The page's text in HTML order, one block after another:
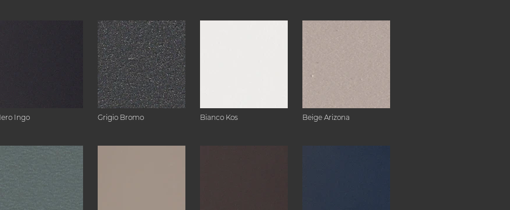
Ingo Grigio Bromo Bianco Kos Beige Arizona